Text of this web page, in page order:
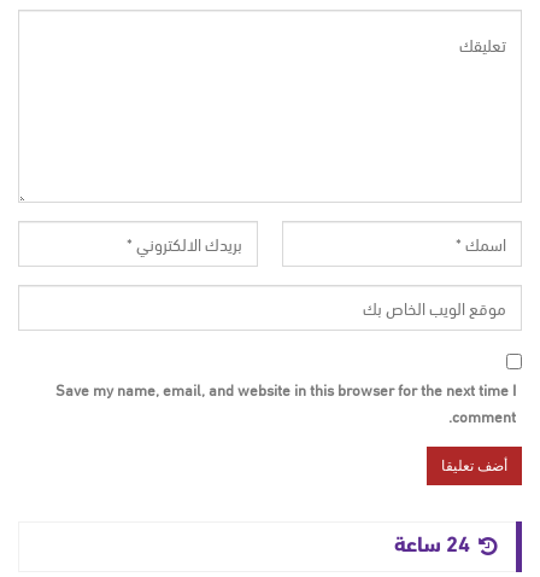
Save my name, email, and website in this browser for the next time I
comment.